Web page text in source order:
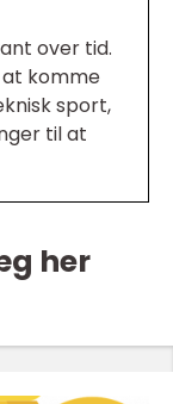
over tid.
komme
sport,
til at
her